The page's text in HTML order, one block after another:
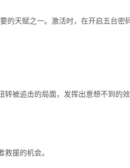
的天赋之一。激活时，在开启五台
被追击的局面，发挥出意想不到的效
援的机会。